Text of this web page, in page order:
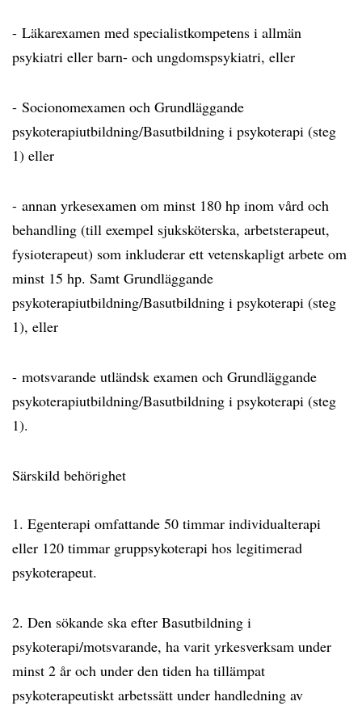
- Läkarexamen med specialistkompetens i allmän
psykiatri eller barn- och ungdomspsykiatri, eller
- Socionomexamen och Grundläggande
psykoterapiutbildning/Basutbildning i psykoterapi (steg
1) eller
- annan yrkesexamen om minst 180 hp inom vård och
behandling (till exempel sjuksköterska, arbetsterapeut,
fysioterapeut) som inkluderar ett vetenskapligt arbete om
minst 15 hp. Samt Grundläggande
psykoterapiutbildning/Basutbildning i psykoterapi (steg
1), eller
- motsvarande utländsk examen och Grundläggande
psykoterapiutbildning/Basutbildning i psykoterapi (steg
1).
Särskild behörighet
1. Egenterapi omfattande 50 timmar individualterapi
eller 120 timmar gruppsykoterapi hos legitimerad
psykoterapeut.
2. Den sökande ska efter Basutbildning i
psykoterapi/motsvarande, ha varit yrkesverksam under
minst 2 år och under den tiden ha tillämpat
psykoterapeutiskt arbetssätt under handledning av